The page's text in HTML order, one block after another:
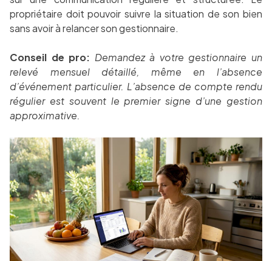
propriétaire doit pouvoir suivre la situation de son bien
sans avoir à relancer son gestionnaire.
Conseil de pro: Demandez à votre gestionnaire un
relevé mensuel détaillé, même en l’absence
d’événement particulier. L’absence de compte rendu
régulier est souvent le premier signe d’une gestion
approximative.